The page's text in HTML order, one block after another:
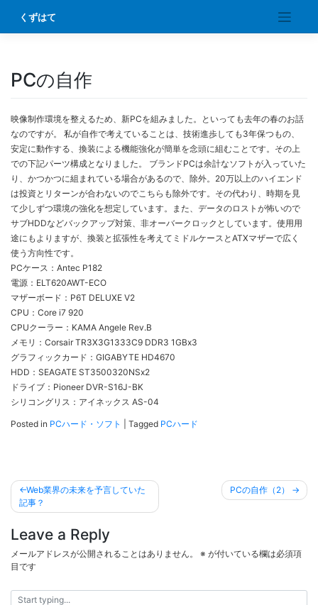
content
くずはて
PCの自作
映像制作環境を整えるため、新PCを組みました。といっても去年の春のお話
なのですが。 私が自作で考えていることは、技術進歩しても3年保つもの、
安定に動作する、換装による機能強化が簡単を念頭に組むことです。その上
での下記パーツ構成となりました。 ブランドPCは余計なソフトが入っていた
り、かつかつに組まれている場合があるので、除外。20万以上のハイエンド
は投資とリターンが合わないのでこちらも除外です。その代わり、時期を見
て少しずつ環境の強化を想定しています。また、データのロストが怖いので
サブHDDなどバックアップ対策、非オーバークロックとしています。使用用
途にもよりますが、換装と拡張性を考えてミドルケースとATXマザーで広く
使う方向性です。
PCケース：Antec P182
電源：ELT620AWT-ECO
マザーボード：P6T DELUXE V2
CPU：Core i7 920
CPUクーラー：KAMA Angele Rev.B
メモリ：Corsair TR3X3G1333C9 DDR3 1GBx3
グラフィックカード：GIGABYTE HD4670
HDD：SEAGATE ST3500320NSx2
ドライブ：Pioneer DVR-S16J-BK
シリコングリス：アイネックス AS-04
Posted in PCハード・ソフト Tagged PCハード
投
稿
ナ
ビ
ゲ
ー
シ
Web業界の未来を予言していた
記事？
PCの自作（2）
Leave a Reply
メールアドレスが公開されることはありません。 ※ が付いている欄は必須項
目です